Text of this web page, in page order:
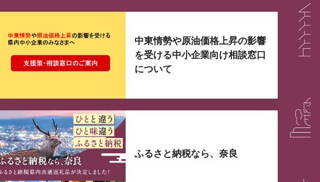
ここから最大3つずつ情報が表示されるスライダーがあります。
中東情勢や原油価格上昇の影響
を受ける中小企業向け相談窓口
について
ふるさと納税なら、奈良